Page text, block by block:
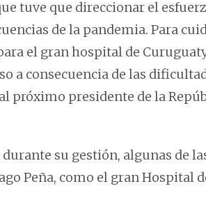
tuve que direccionar el
de la pandemia. Para
el gran hospital de
a consecuencia de las
próximo presidente de la
su gestión, algunas de
Peña, como el gran Hospital